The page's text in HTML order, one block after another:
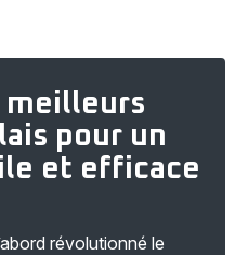
meilleurs
pour un
et efficace
révolutionné le